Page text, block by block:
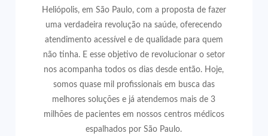
Heliópolis, em São Paulo, com a proposta de fazer
uma verdadeira revolução na saúde, oferecendo
atendimento acessível e de qualidade para quem
não tinha. E esse objetivo de revolucionar o setor
nos acompanha todos os dias desde então. Hoje,
somos quase mil profissionais em busca das
melhores soluções e já atendemos mais de 3
milhões de pacientes em nossos centros médicos
espalhados por São Paulo.